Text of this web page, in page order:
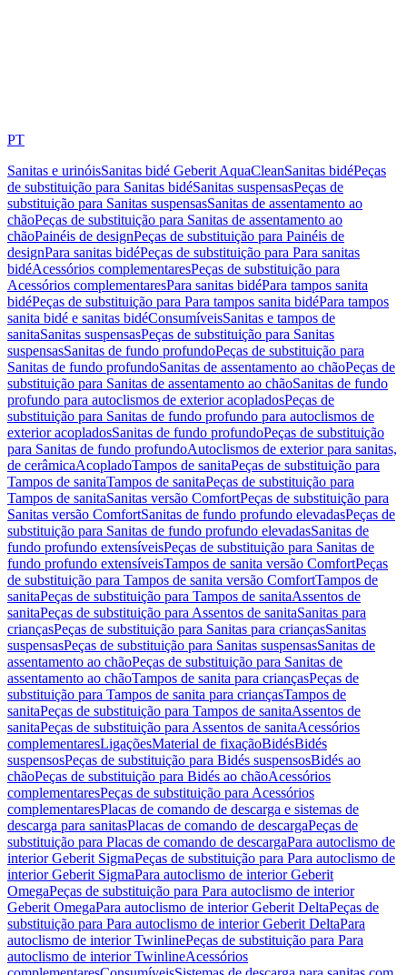
PT
Sanitas e urinóisSanitas bidé Geberit AquaCleanSanitas bidéPeças
de substituição para Sanitas bidéSanitas suspensasPeças de
substituição para Sanitas suspensasSanitas de assentamento ao
chãoPeças de substituição para Sanitas de assentamento ao
chãoPainéis de designPeças de substituição para Painéis de
designPara sanitas bidéPeças de substituição para Para sanitas
bidéAcessórios complementaresPeças de substituição para
Acessórios complementaresPara sanitas bidéPara tampos sanita
bidéPeças de substituição para Para tampos sanita bidéPara tampos
sanita bidé e sanitas bidéConsumíveisSanitas e tampos de
sanitaSanitas suspensasPeças de substituição para Sanitas
suspensasSanitas de fundo profundoPeças de substituição para
Sanitas de fundo profundoSanitas de assentamento ao chãoPeças de
substituição para Sanitas de assentamento ao chãoSanitas de fundo
profundo para autoclismos de exterior acopladosPeças de
substituição para Sanitas de fundo profundo para autoclismos de
exterior acopladosSanitas de fundo profundoPeças de substituição
para Sanitas de fundo profundoAutoclismos de exterior para sanitas,
de cerâmicaAcopladoTampos de sanitaPeças de substituição para
Tampos de sanitaTampos de sanitaPeças de substituição para
Tampos de sanitaSanitas versão ComfortPeças de substituição para
Sanitas versão ComfortSanitas de fundo profundo elevadasPeças de
substituição para Sanitas de fundo profundo elevadasSanitas de
fundo profundo extensíveisPeças de substituição para Sanitas de
fundo profundo extensíveisTampos de sanita versão ComfortPeças
de substituição para Tampos de sanita versão ComfortTampos de
sanitaPeças de substituição para Tampos de sanitaAssentos de
sanitaPeças de substituição para Assentos de sanitaSanitas para
criançasPeças de substituição para Sanitas para criançasSanitas
suspensasPeças de substituição para Sanitas suspensasSanitas de
assentamento ao chãoPeças de substituição para Sanitas de
assentamento ao chãoTampos de sanita para criançasPeças de
substituição para Tampos de sanita para criançasTampos de
sanitaPeças de substituição para Tampos de sanitaAssentos de
sanitaPeças de substituição para Assentos de sanitaAcessórios
complementaresLigaçõesMaterial de fixaçãoBidésBidés
suspensosPeças de substituição para Bidés suspensosBidés ao
chãoPeças de substituição para Bidés ao chãoAcessórios
complementaresPeças de substituição para Acessórios
complementaresPlacas de comando de descarga e sistemas de
descarga para sanitasPlacas de comando de descargaPeças de
substituição para Placas de comando de descargaPara autoclismo de
interior Geberit SigmaPeças de substituição para Para autoclismo de
interior Geberit SigmaPara autoclismo de interior Geberit
OmegaPeças de substituição para Para autoclismo de interior
Geberit OmegaPara autoclismo de interior Geberit DeltaPeças de
substituição para Para autoclismo de interior Geberit DeltaPara
autoclismo de interior TwinlinePeças de substituição para Para
autoclismo de interior TwinlineAcessórios